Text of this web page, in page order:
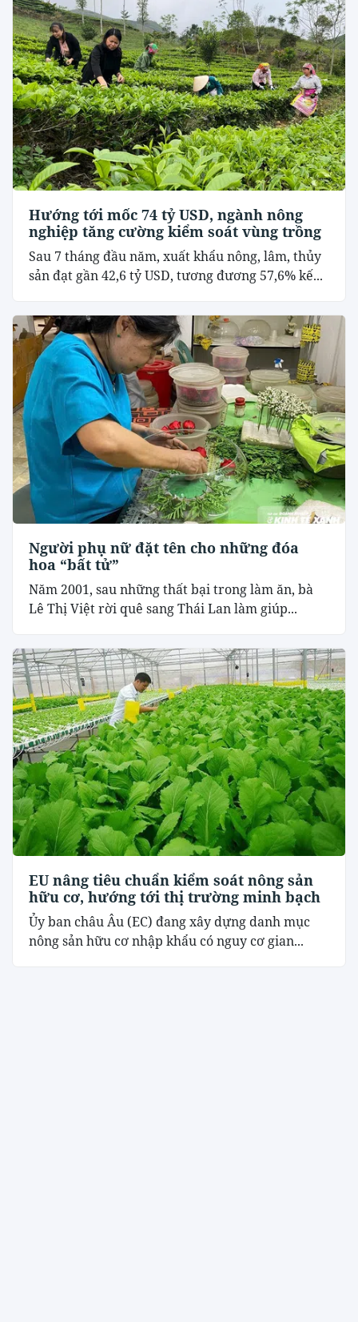
Hướng tới mốc 74 tỷ USD, ngành nông
nghiệp tăng cường kiểm soát vùng trồng
Sau 7 tháng đầu năm, xuất khẩu nông, lâm, thủy
sản đạt gần 42,6 tỷ USD, tương đương 57,6% kế...
Người phụ nữ đặt tên cho những đóa
hoa “bất tử”
Năm 2001, sau những thất bại trong làm ăn, bà
Lê Thị Việt rời quê sang Thái Lan làm giúp...
EU nâng tiêu chuẩn kiểm soát nông sản
hữu cơ, hướng tới thị trường minh bạch
Ủy ban châu Âu (EC) đang xây dựng danh mục
nông sản hữu cơ nhập khẩu có nguy cơ gian...